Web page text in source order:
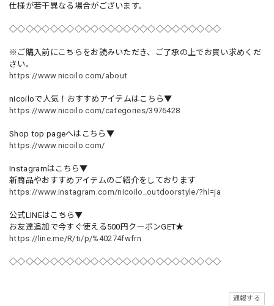
仕様が若干異なる場合がございます。
◇◇◇◇◇◇◇◇◇◇◇◇◇◇◇◇◇◇◇◇◇◇◇◇◇◇
※ご購入前にこちらをお読みいただき、ご了承の上でお買い求めくだ
さい。
https://www.nicoilo.com/about
nicoiloで人気！おすすめアイテムはこちら▼
https://www.nicoilo.com/categories/3976428
Shop top pageへはこちら▼
https://www.nicoilo.com/
Instagramはこちら▼
新商品やおすすめアイテムのご紹介をしております
https://www.instagram.com/nicoilo_outdoorstyle/?hl=ja
公式LINEはこちら▼
お友達追加で今すぐ使える500円クーポンGET★
https://line.me/R/ti/p/%40274fwfrn
◇◇◇◇◇◇◇◇◇◇◇◇◇◇◇◇◇◇◇◇◇◇◇◇◇◇
通報する